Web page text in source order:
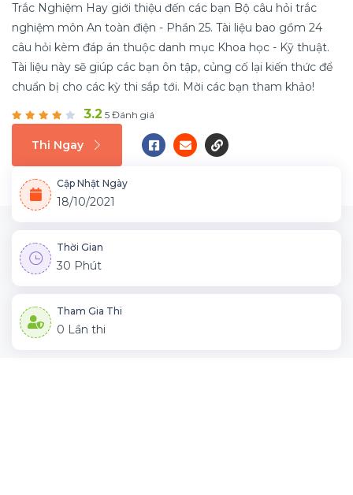
Trắc Nghiệm Hay giới thiệu đến các bạn Bộ câu hỏi trắc
nghiệm môn An toàn điện - Phần 25. Tài liệu bao gồm 24
câu hỏi kèm đáp án thuộc danh mục Khoa học - Kỹ thuật.
Tài liệu này sẽ giúp các bạn ôn tập, củng cố lại kiến thức để
chuẩn bị cho các kỳ thi sắp tới. Mời các bạn tham khảo!
3.2 5 Đánh giá
Thi Ngay
Cập Nhật Ngày
18/10/2021
Thời Gian
30 Phút
Tham Gia Thi
0 Lần thi